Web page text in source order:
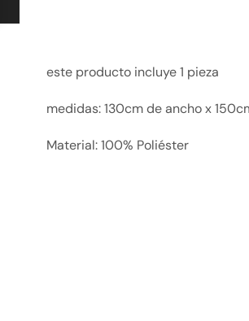
este producto incluye 1 pieza
medidas: 130cm de ancho x
Material: 100% Poliéster